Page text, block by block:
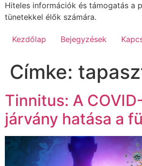
Hiteles információk és támogatás a
tünetekkel élők számára.
Kezdőlap Bejegyzések
Címke:
Tinnitus: A
járvány hatása a